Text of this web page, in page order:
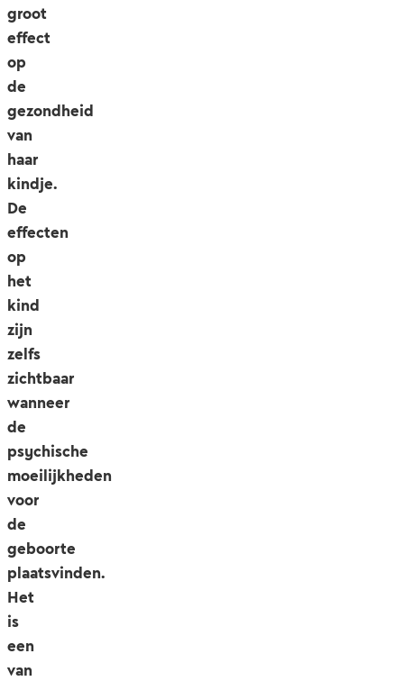
groot
effect
op
de
gezondheid
van
haar
kindje.
De
effecten
op
het
kind
zijn
zelfs
zichtbaar
wanneer
de
psychische
moeilijkheden
voor
de
geboorte
plaatsvinden.
Het
is
een
van